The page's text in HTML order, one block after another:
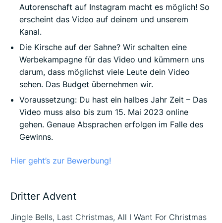
Autorenschaft auf Instagram macht es möglich! So
erscheint das Video auf deinem und unserem
Kanal.
Die Kirsche auf der Sahne? Wir schalten eine
Werbekampagne für das Video und kümmern uns
darum, dass möglichst viele Leute dein Video
sehen. Das Budget übernehmen wir.
Voraussetzung: Du hast ein halbes Jahr Zeit – Das
Video muss also bis zum 15. Mai 2023 online
gehen. Genaue Absprachen erfolgen im Falle des
Gewinns.
Hier geht’s zur Bewerbung!
Dritter Advent
Jingle Bells, Last Christmas, All I Want For Christmas